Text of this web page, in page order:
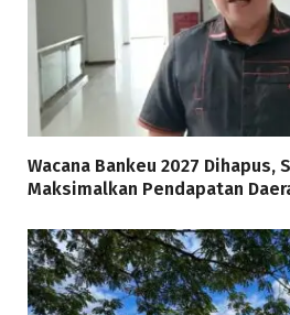
Wacana Bankeu 2027 Dihapus,
Maksimalkan Pendapatan